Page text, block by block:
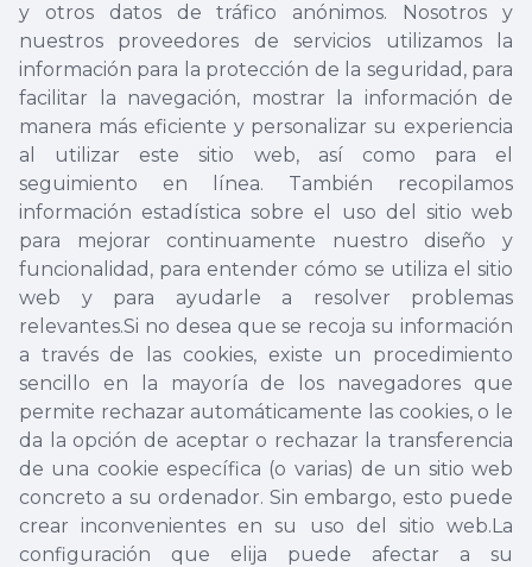
y otros datos de tráfico anónimos. Nosotros y
nuestros proveedores de servicios utilizamos la
información para la protección de la seguridad, para
facilitar la navegación, mostrar la información de
manera más eficiente y personalizar su experiencia
al utilizar este sitio web, así como para el
seguimiento en línea. También recopilamos
información estadística sobre el uso del sitio web
para mejorar continuamente nuestro diseño y
funcionalidad, para entender cómo se utiliza el sitio
web y para ayudarle a resolver problemas
relevantes.Si no desea que se recoja su información
a través de las cookies, existe un procedimiento
sencillo en la mayoría de los navegadores que
permite rechazar automáticamente las cookies, o le
da la opción de aceptar o rechazar la transferencia
de una cookie específica (o varias) de un sitio web
concreto a su ordenador. Sin embargo, esto puede
crear inconvenientes en su uso del sitio web.La
configuración que elija puede afectar a su